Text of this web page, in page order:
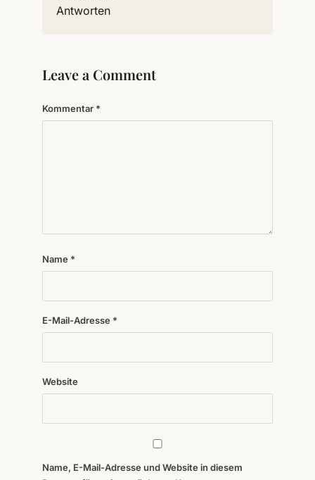
Antworten
Leave a Comment
Kommentar *
Name *
E-Mail-Adresse *
Website
Name, E-Mail-Adresse und Website in diesem